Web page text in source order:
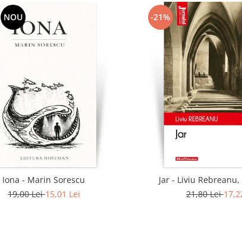
NOU
Iona - Marin Sorescu
19,00 Lei15,01 Lei
-21%
Jar - Liviu
21,80 Lei